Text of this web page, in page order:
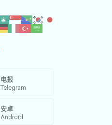
电报
Telegram
安卓
Android